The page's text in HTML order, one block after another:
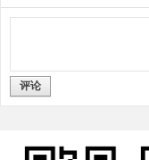
评论